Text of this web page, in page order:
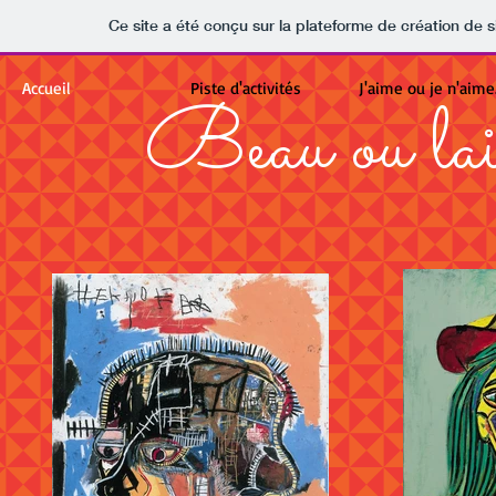
Ce site a été conçu sur la plateforme de création de
Beau ou
Accueil Piste d'activités J'aime ou je